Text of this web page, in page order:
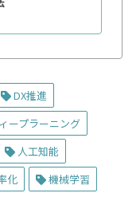
DX推進
ープラーニング
人工知能
化
機械学習